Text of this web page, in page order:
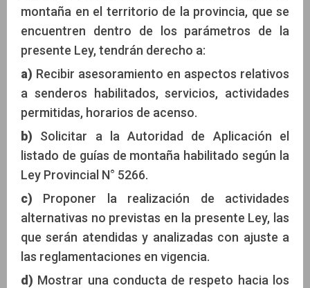
montaña en el territorio de la provincia, que se
encuentren dentro de los parámetros de la
presente Ley, tendrán derecho a:
a) Recibir asesoramiento en aspectos relativos
a senderos habilitados, servicios, actividades
permitidas, horarios de acenso.
b) Solicitar a la Autoridad de Aplicación el
listado de guías de montaña habilitado según la
Ley Provincial N° 5266.
c) Proponer la realización de actividades
alternativas no previstas en la presente Ley, las
que serán atendidas y analizadas con ajuste a
las reglamentaciones en vigencia.
d) Mostrar una conducta de respeto hacia los